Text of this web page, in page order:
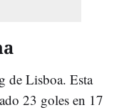
de Lisboa. Esta
23 goles en 17